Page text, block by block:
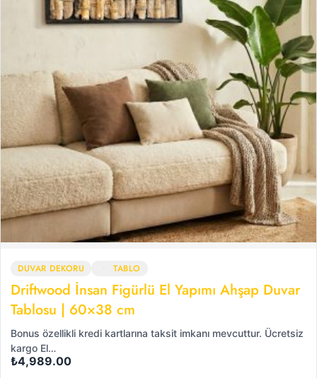
DUVAR DEKORU TABLO
Driftwood İnsan Figürlü El Yapımı Ahşap Duvar
Tablosu | 60×38 cm
Bonus özellikli kredi kartlarına taksit imkanı mevcuttur. Ücretsiz
kargo El…
₺4,989.00